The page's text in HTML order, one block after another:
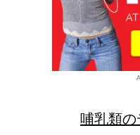
哺乳類の